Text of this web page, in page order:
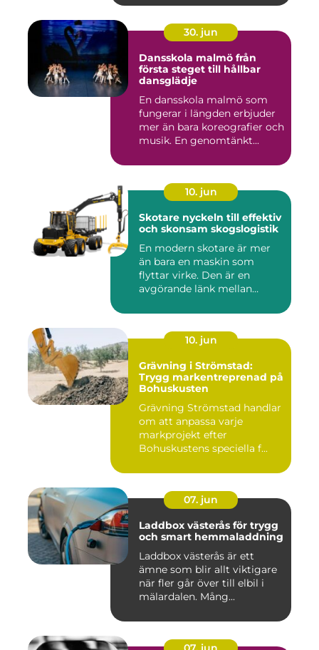
30. jun
Dansskola malmö från
första steget till hållbar
dansglädje
En dansskola malmö som
fungerar i längden erbjuder
mer än bara koreografier och
musik. En genomtänkt...
10. jun
Skotare nyckeln till effektiv
och skonsam skogslogistik
En modern skotare är mer
än bara en maskin som
flyttar virke. Den är en
avgörande länk mellan
10. jun
Grävning i Strömstad:
Trygg markentreprenad på
Bohuskusten
Grävning Strömstad handlar
om att anpassa varje
markprojekt efter
Bohuskustens speciella f...
07. jun
Laddbox västerås för trygg
och smart hemmaladdning
Laddbox västerås är ett
ämne som blir allt viktigare
när fler går över till elbil i
mälardalen. Mång...